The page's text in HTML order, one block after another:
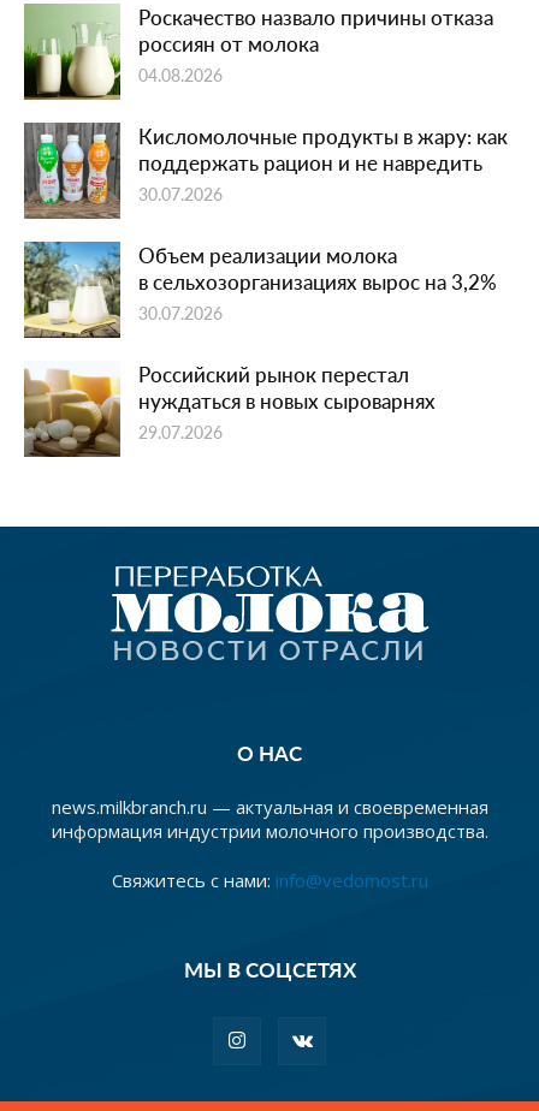
Роскачество назвало причины отказа
россиян от молока
04.08.2026
Кисломолочные продукты в жару: как
поддержать рацион и не навредить
30.07.2026
Объем реализации молока
в сельхозорганизациях вырос на 3,2%
30.07.2026
Российский рынок перестал
нуждаться в новых сыроварнях
29.07.2026
О НАС
news.milkbranch.ru — актуальная и своевременная
информация индустрии молочного производства.
Свяжитесь с нами: info@vedomost.ru
МЫ В СОЦСЕТЯХ